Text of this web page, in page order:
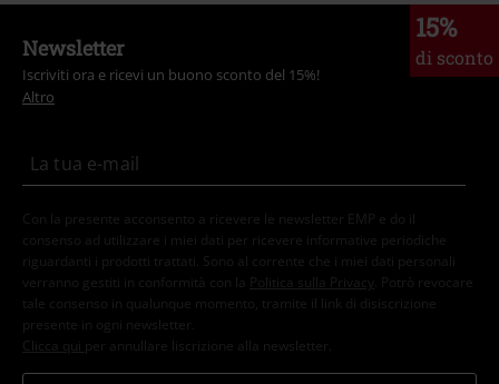
15%
di sconto
Newsletter
Iscriviti ora e ricevi un buono sconto del 15%!
Altro
Con la presente acconsento a ricevere le newsletter EMP e do il
consenso ad utilizzare i miei dati per ricevere informative periodiche
riguardanti i prodotti trattati. Sono al corrente che i miei dati personali
verranno gestiti in conformità con la
Politica sulla Privacy
. Potrò revocare
tale consenso in qualunque momento, tramite il link di disiscrizione
presente in ogni newsletter.
Clicca qui per annullare liscrizione alla newsletter.